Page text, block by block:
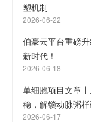
塑机制
2026-06-22
伯豪云平台重磅
新时代！
2026-06-18
单细胞项目文章
稳，解锁动脉粥
2026-06-17